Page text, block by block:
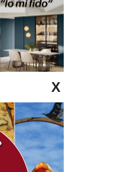
X